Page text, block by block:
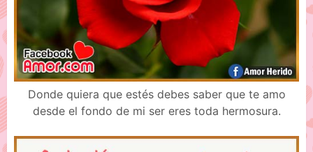
Donde quiera que estés debes saber que te amo
desde el fondo de mi ser eres toda hermosura.